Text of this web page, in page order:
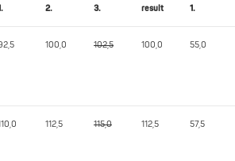
2. 3. result 1.
100,0 102,5 100,0 55,0
112,5 115,0 112,5 57,5